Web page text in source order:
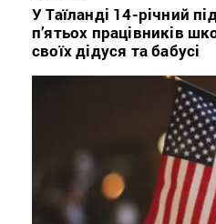
У Таїланді 14-річний
п’ятьох працівників
своїх дідуся та бабусі